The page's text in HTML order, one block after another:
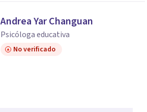
Andrea Yar Changuan
Psicóloga educativa
No verificado